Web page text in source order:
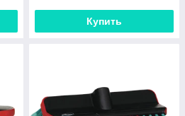
Купить